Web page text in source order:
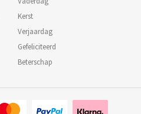
Kerst
Verjaardag
Gefeliciteerd
Beterschap